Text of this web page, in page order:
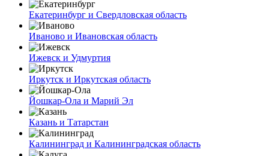
Екатеринбург и Свердловская область
Иваново и Ивановская область
Ижевск и Удмуртия
Иркутск и Иркутская область
Йошкар-Ола и Марий Эл
Казань и Татарстан
Калининград и Калининградская область